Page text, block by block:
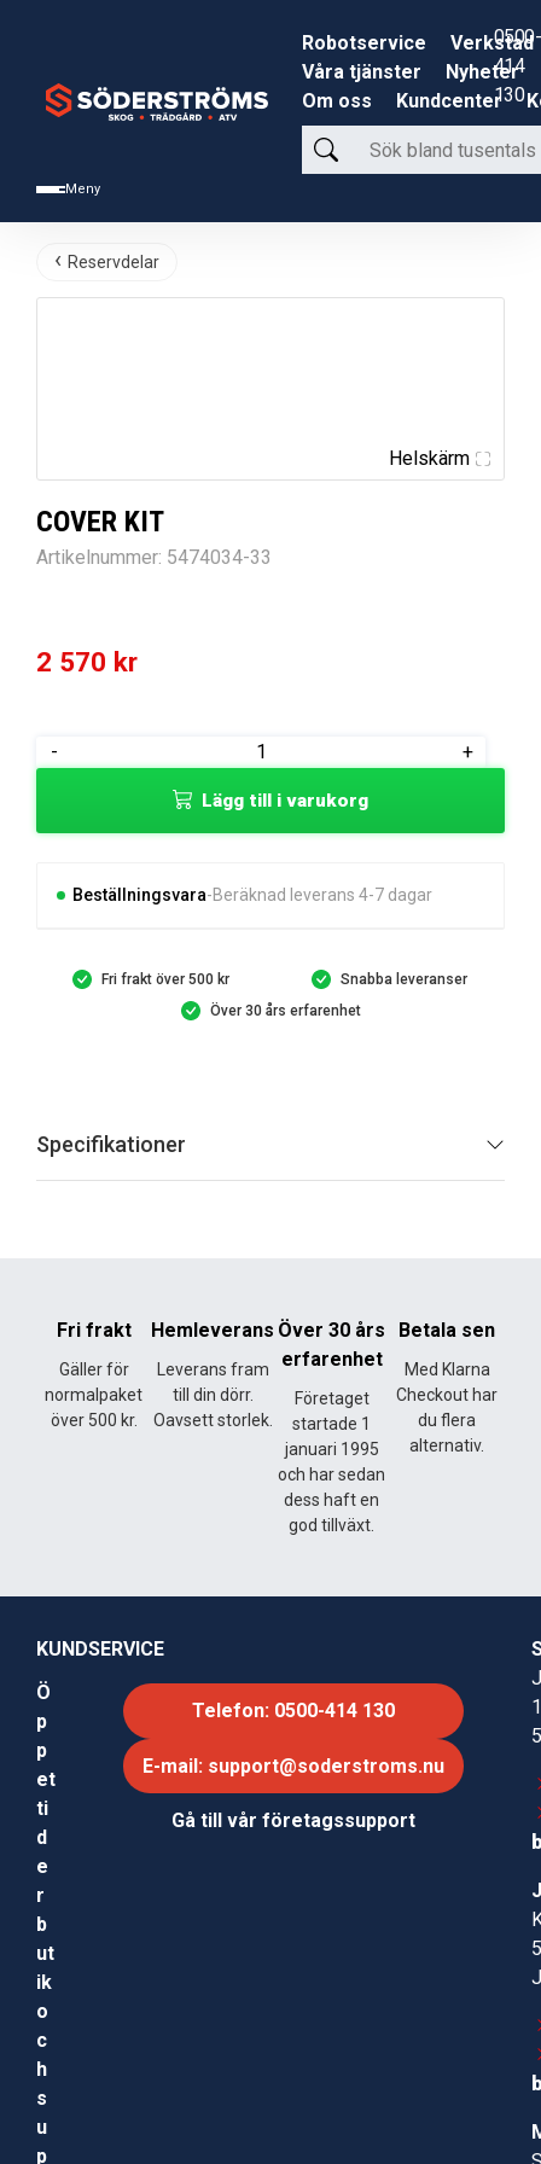
Meny
Robotservice
Verkstad
Våra tjänster
Nyheter
Om oss
Kundcenter
Sök
bland
produkter
0500-
414
130
Reservdelar
Helskärm
COVER KIT
Artikelnummer: 5474034-33
2 570 kr
-
COVER
+
Lägg till i varukorg
Beställningsvara Beräknad leverans 4-7 dagar
Fri frakt över 500 kr
Snabba leveranser
Över 30 års erfarenhet
Specifikationer
Fri frakt
Gäller för
normalpaket
över 500 kr.
Hemleverans
Leverans fram
till din dörr.
Oavsett storlek.
Över 30 års
erfarenhet
Företaget
startade 1
januari 1995
och har sedan
dess haft en
god tillväxt.
Betala sen
Med Klarna
Checkout har
du flera
alternativ.
KUNDSERVICE
Ö
p
p
et
ti
d
e
r
b
ut
ik
o
c
h
s
u
p
Telefon: 0500-414 130
E-mail: support@soderstroms.nu
Gå till vår företagssupport